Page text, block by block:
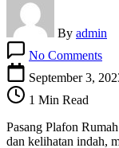
By admin
No Comments
September 3,
1 Min Read
Pasang Plafon
dan kelihatan indah,